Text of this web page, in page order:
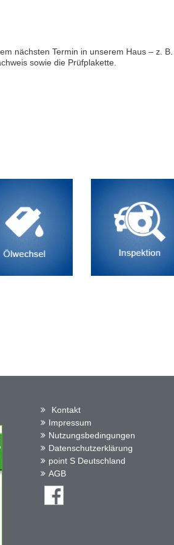
nächsten Termin in unserem Haus – z.
sowie die Prüfplakette.
Kontakt
Impressum
Nutzungsbedingungen
Datenschutzerklärung
point S Deutschland
AGB